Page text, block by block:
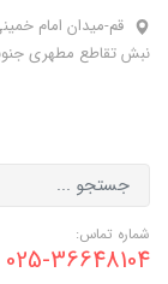
قم-میدان امام
نبش تقاطع مطهری
شماره تماس:
025-36648104